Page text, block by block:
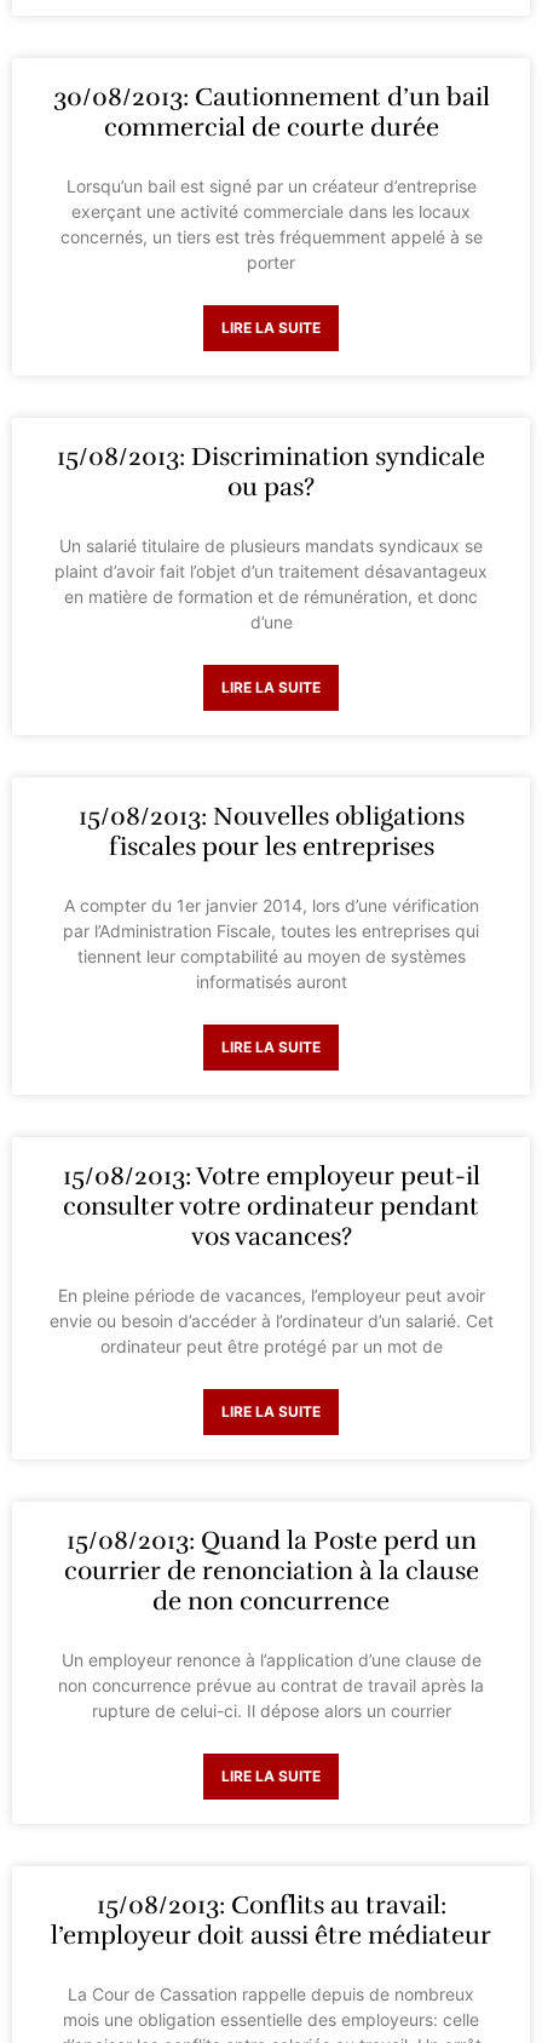
30/08/2013: Cautionnement d’un bail
commercial de courte durée
Lorsqu’un bail est signé par un créateur d’entreprise
exerçant une activité commerciale dans les locaux
concernés, un tiers est très fréquemment appelé à se
porter
LIRE LA SUITE
15/08/2013: Discrimination syndicale
ou pas?
Un salarié titulaire de plusieurs mandats syndicaux se
plaint d’avoir fait l’objet d’un traitement désavantageux
en matière de formation et de rémunération, et donc
d’une
LIRE LA SUITE
15/08/2013: Nouvelles obligations
fiscales pour les entreprises
A compter du 1er janvier 2014, lors d’une vérification
par l’Administration Fiscale, toutes les entreprises qui
tiennent leur comptabilité au moyen de systèmes
informatisés auront
LIRE LA SUITE
15/08/2013: Votre employeur peut-il
consulter votre ordinateur pendant
vos vacances?
En pleine période de vacances, l’employeur peut avoir
envie ou besoin d’accéder à l’ordinateur d’un salarié. Cet
ordinateur peut être protégé par un mot de
LIRE LA SUITE
15/08/2013: Quand la Poste perd un
courrier de renonciation à la clause
de non concurrence
Un employeur renonce à l’application d’une clause de
non concurrence prévue au contrat de travail après la
rupture de celui-ci. Il dépose alors un courrier
LIRE LA SUITE
15/08/2013: Conflits au travail:
l’employeur doit aussi être médiateur
La Cour de Cassation rappelle depuis de nombreux
mois une obligation essentielle des employeurs: celle